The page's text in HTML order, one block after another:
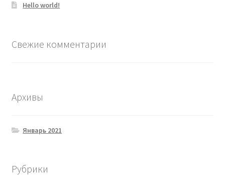
Hello world!
Свежие комментарии
Архивы
Январь 2021
Рубрики